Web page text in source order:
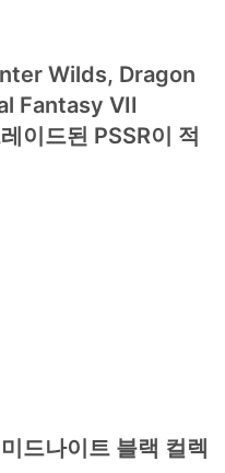
Wilds, Dragon
Fantasy VII
이드된 PSSR이 적
드나이트 블랙 컬렉